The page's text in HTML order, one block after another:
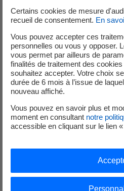
EDF, et ses prestataires, et la
assurant la sécurité des
Nous remercions les usagers
leur patience durant cette
Télécharger le
CP_EDF et CTM_circulation
Certains cookies de mesure
recueil de consentement. En
Vous pouvez accepter ces
personnelles ou vous y opposer.
vous permet par ailleurs de
finalités de traitement des
souhaitez accepter. Votre choix
durée de 6 mois à l’issue de
nouveau affiché.
Vous pouvez en savoir plus et
moment en consultant notre
accessible en cliquant sur le lien